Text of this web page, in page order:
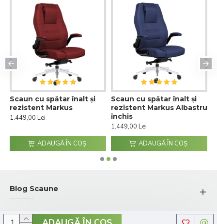
Scaun cu spătar înalt și
rezistent Markus
1.449,00 Lei
ADAUGĂ ÎN COŞ
Scaun cu spătar înalt și
rezistent Markus Albastru
închis
1.449,00 Lei
ADAUGĂ ÎN COŞ
Blog Scaune